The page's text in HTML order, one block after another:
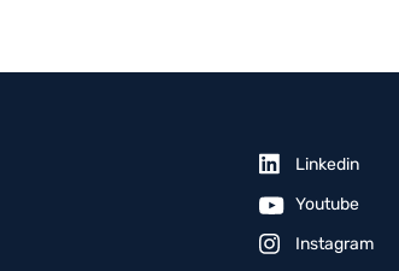
Linkedin
Youtube
Instagram